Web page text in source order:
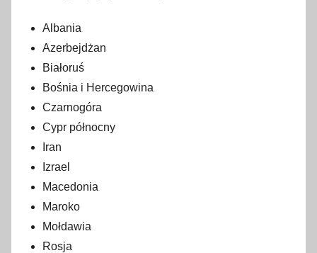
a
2
0
1
9
Albania
Azerbejdżan
Białoruś
Bośnia i Hercegowina
Czarnogóra
Cypr północny
Iran
Izrael
Macedonia
Maroko
Mołdawia
Rosja